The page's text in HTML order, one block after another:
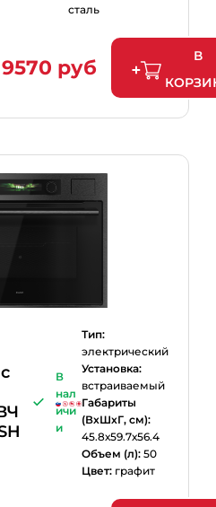
сталь
9570 руб
В
В
нал
ичи
и
Тип:
электрический
Установка:
встраиваемый
Габариты
(ВхШхГ, см):
45.8х59.7х56.4
Объем (л): 50
Цвет: графит